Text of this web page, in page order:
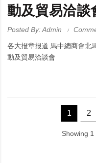
動及貿易洽談
Posted By: Admin
各大报章报道 馬中總商會北
動及貿易洽談會
1 2
Showing